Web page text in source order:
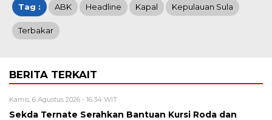
Tag : ABK Headline Kapal Kepulauan Sula
Terbakar
BERITA TERKAIT
Kamis, 6 Agustus 2026 - 16:34 WIT
Sekda Ternate Serahkan Bantuan Kursi Roda dan